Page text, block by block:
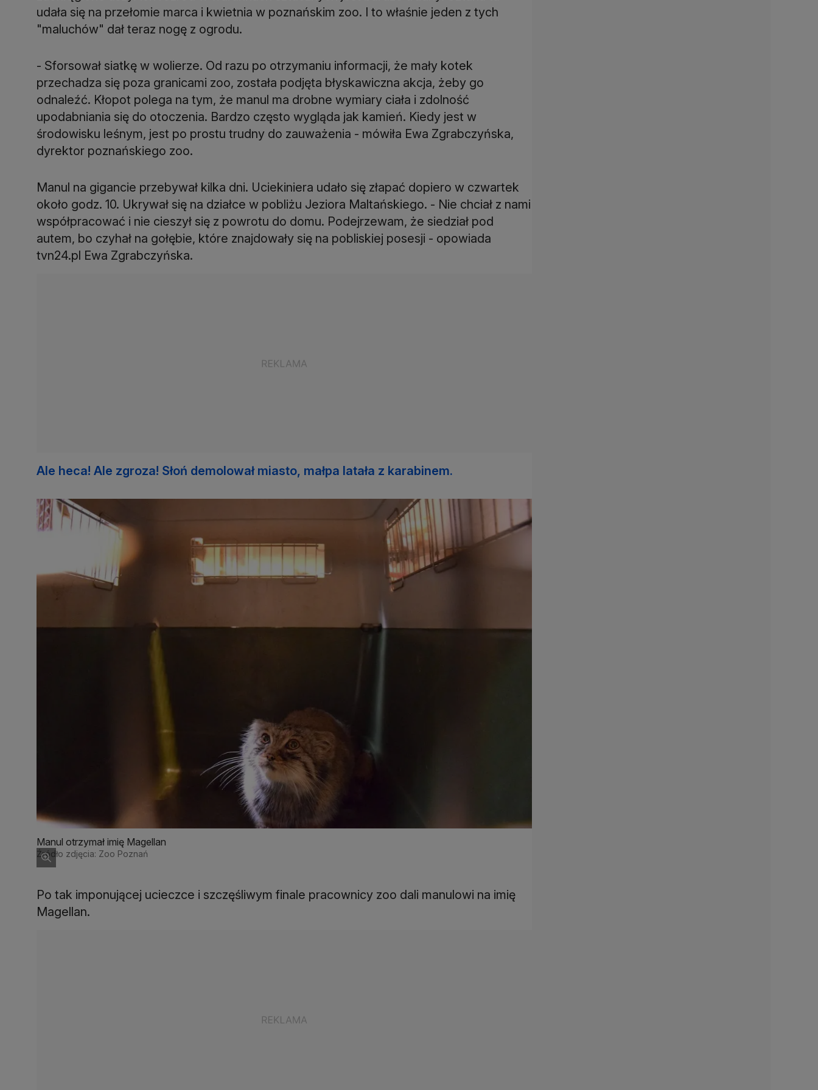
udała się na przełomie marca i kwietnia w poznańskim zoo. I to właśnie jeden z tych
"maluchów" dał teraz nogę z ogrodu.
- Sforsował siatkę w wolierze. Od razu po otrzymaniu informacji, że mały kotek
przechadza się poza granicami zoo, została podjęta błyskawiczna akcja, żeby go
odnaleźć. Kłopot polega na tym, że manul ma drobne wymiary ciała i zdolność
upodabniania się do otoczenia. Bardzo często wygląda jak kamień. Kiedy jest w
środowisku leśnym, jest po prostu trudny do zauważenia - mówiła Ewa Zgrabczyńska,
dyrektor poznańskiego zoo.
Manul na gigancie przebywał kilka dni. Uciekiniera udało się złapać dopiero w czwartek
około godz. 10. Ukrywał się na działce w pobliżu Jeziora Maltańskiego. - Nie chciał z nami
współpracować i nie cieszył się z powrotu do domu. Podejrzewam, że siedział pod
autem, bo czyhał na gołębie, które znajdowały się na pobliskiej posesji - opowiada
tvn24.pl Ewa Zgrabczyńska.
Ale heca! Ale zgroza! Słoń demolował miasto, małpa latała z karabinem.
Manul otrzymał imię Magellan
Źródło zdjęcia: Zoo Poznań
Po tak imponującej ucieczce i szczęśliwym finale pracownicy zoo dali manulowi na imię
Magellan.